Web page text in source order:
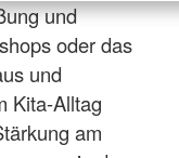
und
oder das
und
Kita-Alltag
am